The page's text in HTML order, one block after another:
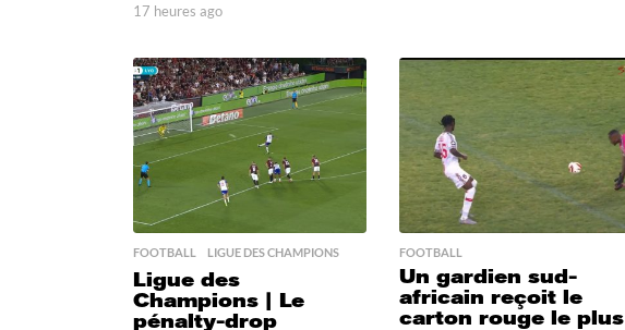
17 heures ago
e
u
r
e
a
g
s
a
g
o
FOOTBALL ,LIGUE DES CHAMPIONS
Ligue des
Champions | Le
pénalty-drop
FOOTBALL
Un gardien sud-
africain reçoit le
carton rouge le plus